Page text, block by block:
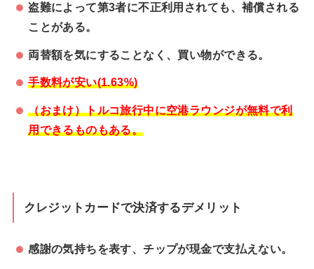
盗難によって第3者に不正利用されても、補償される
ことがある。
両替額を気にすることなく、買い物ができる。
手数料が安い(1.63%)
（おまけ）トルコ旅行中に空港ラウンジが無料で利
用できるものもある。
クレジットカードで決済するデメリット
感謝の気持ちを表す、チップが現金で支払えない。